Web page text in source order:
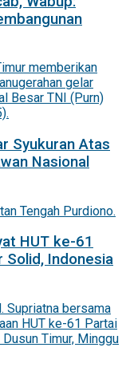
Syukuran Atas
Nasional
HUT ke-61
Solid, Indonesia